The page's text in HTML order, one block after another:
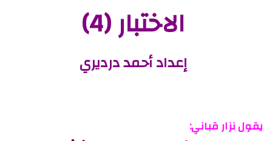
الاختبار (4)
إعداد أحمد درديري
يقول نزار قباني: